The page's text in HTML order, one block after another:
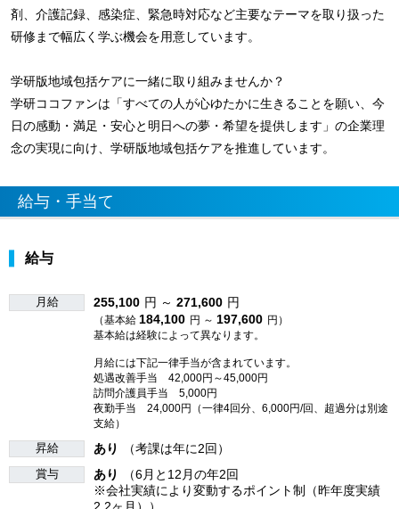
剤、介護記録、感染症、緊急時対応など主要なテーマを取り扱った
研修まで幅広く学ぶ機会を用意しています。
学研版地域包括ケアに一緒に取り組みませんか？
学研ココファンは「すべての人が心ゆたかに生きることを願い、今
日の感動・満足・安心と明日への夢・希望を提供します」の企業理
念の実現に向け、学研版地域包括ケアを推進しています。
給与・手当て
給与
月給 255,100 円 ～ 271,600 円
（基本給 184,100 円 ～ 197,600 円）
基本給は経験によって異なります。
月給には下記一律手当が含まれています。
処遇改善手当 42,000円～45,000円
訪問介護員手当 5,000円
夜勤手当 24,000円（一律4回分、6,000円/回、超過分は別途
支給）
昇給 あり （考課は年に2回）
賞与 あり
（6月と12月の年2回
※会社実績により変動するポイント制（昨年度実績
2.2ヶ月））